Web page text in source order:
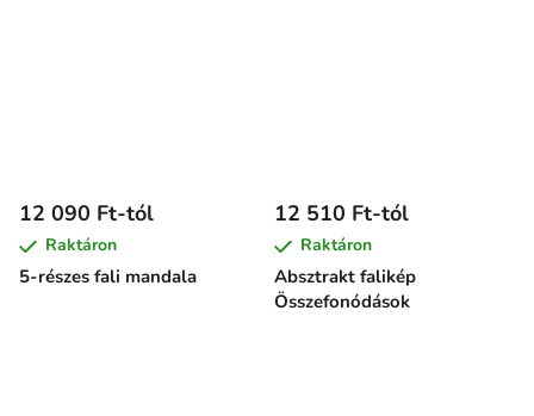
5-részes fali mandala
12 090 Ft-tól
Raktáron
Absztrakt falikép
Összefonódások
12 510 Ft-tól
Raktáron